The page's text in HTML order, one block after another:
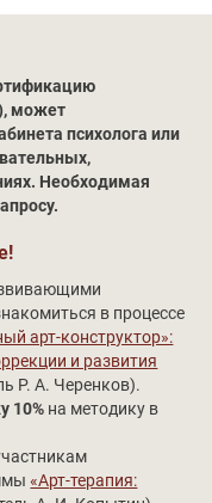
может
психолога или
Необходимая
в процессе
арт-конструктор»:
и развития
Р. А. Черенков).
10% на методику в
«Арт-терапия: